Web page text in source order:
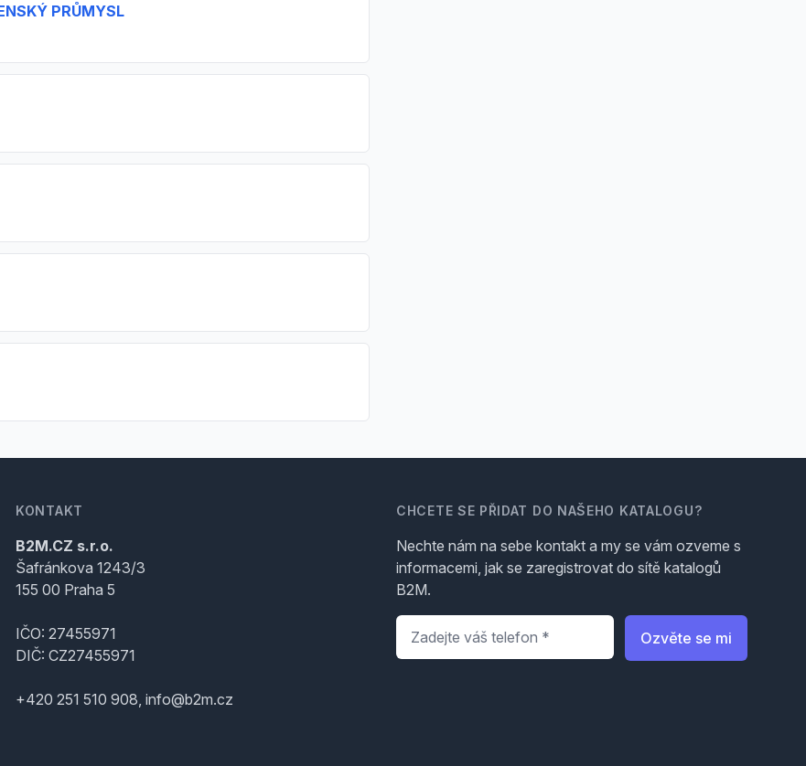
PRŮMYSL
KONTAKT
B2M.CZ s.r.o.
Šafránkova 1243/3
155 00 Praha 5
IČO: 27455971
DIČ: CZ27455971
+420 251 510 908, info@b2m.cz
CHCETE SE PŘIDAT DO NAŠEHO KATALOGU?
Nechte nám na sebe kontakt a my se vám ozveme s
informacemi, jak se zaregistrovat do sítě katalogů
B2M.
Telefon
Ozvěte se mi